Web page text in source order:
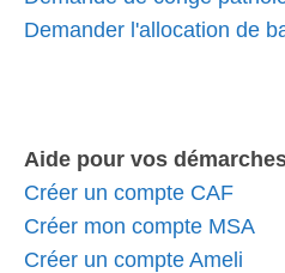
Demander l'allocation de
Aide pour vos
Créer un compte CAF
Créer mon compte MSA
Créer un compte Ameli